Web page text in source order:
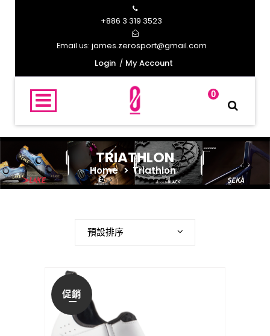
+886 3 319 3523
Email us: james.zerosport@gmail.com
Login
My Account
0
TRIATHLON
Home > Triathlon
預設排序
促銷